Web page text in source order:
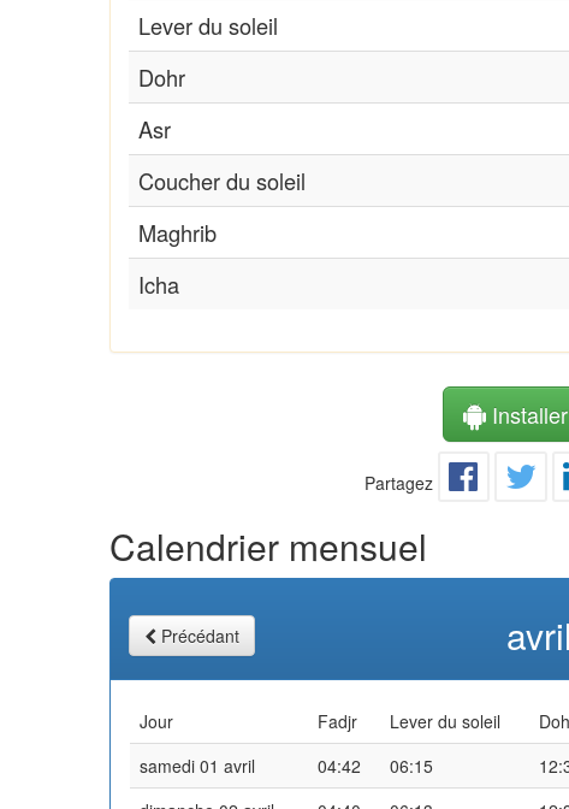
Lever du soleil
Dohr
Asr
Coucher du soleil
Maghrib
Icha
Partagez
Calendrier mensuel
Précédant
Jour Fadjr Lever du soleil
samedi 01 avril
04:42 06:15